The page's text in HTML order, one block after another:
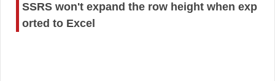
SSRS won't expand the row height when exp
orted to Excel